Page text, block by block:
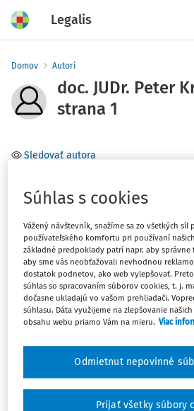
Legalis
Domov Autori
doc. JUDr. Peter
strana 1
Sledovať autora
Filter
Počet vyhľadaných dokumentov:1
Zoradiť podľa:
Najnovšie Najstaršie
Orosz, L. - Lešková, K. -
Ústavodarná činnosť
Slovenskej republiky 1992 -
Súhlas s cookies
Vážený návštevník, snažíme sa zo všetkých síl
používateľského komfortu pri používaní
základné predpoklady patrí napr. aby
aby sme vás neobťažovali nevhodnou
dostatok podnetov, ako web vylepšovať.
súhlas so spracovaním súborov cookies, t. j.
dočasne ukladajú vo vašom prehliadači.
súhlasu. Dáta využijeme na zlepšovanie
obsahu webu priamo Vám na mieru. Viac
Odmietnut nepovinné
Prijať všetky súbory